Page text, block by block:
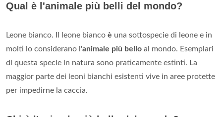
Qual è l'animale più belli del mondo?
Leone bianco. Il leone bianco è una sottospecie di leone e in
molti lo considerano l'animale più bello al mondo. Esemplari
di questa specie in natura sono praticamente estinti. La
maggior parte dei leoni bianchi esistenti vive in aree protette
per impedirne la caccia.